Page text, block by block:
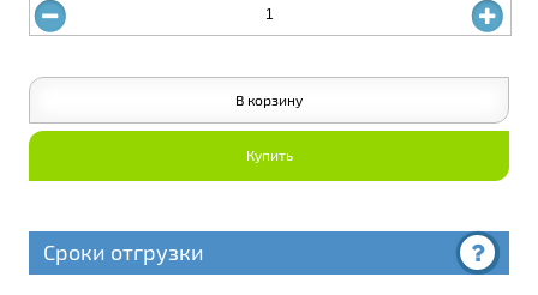
В корзину
Купить
Сроки отгрузки